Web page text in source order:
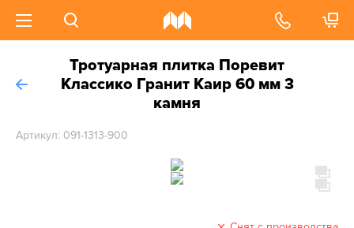
Тротуарная плитка Поревит
Классико Гранит Каир 60 мм 3
камня
Артикул: 091-1313-900